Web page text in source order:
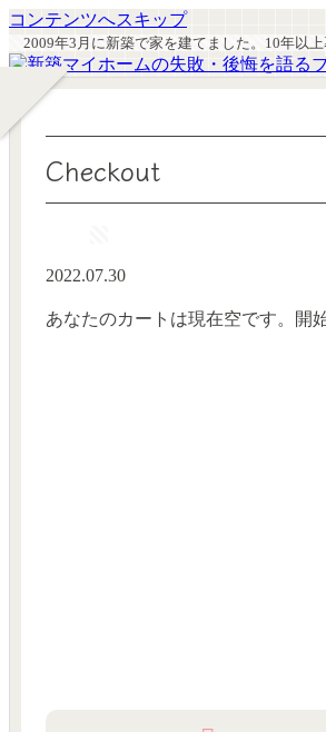
コンテンツへスキップ
2009年3月に新築で家を建てました。10年以
Checkout
2022.07.30
あなたのカートは現在空です。開